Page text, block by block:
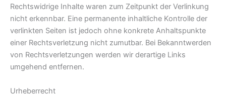
Rechtswidrige Inhalte waren zum Zeitpunkt der Verlinkung
nicht erkennbar. Eine permanente inhaltliche Kontrolle der
verlinkten Seiten ist jedoch ohne konkrete Anhaltspunkte
einer Rechtsverletzung nicht zumutbar. Bei Bekanntwerden
von Rechtsverletzungen werden wir derartige Links
umgehend entfernen.
Urheberrecht